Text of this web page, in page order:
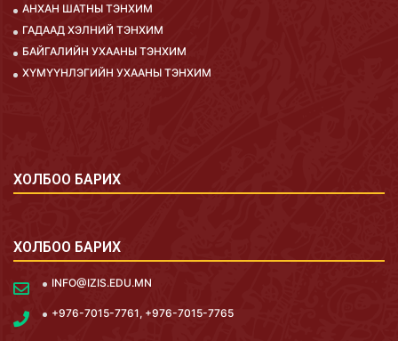
АНХАН ШАТНЫ ТЭНХИМ
ГАДААД ХЭЛНИЙ ТЭНХИМ
БАЙГАЛИЙН УХААНЫ ТЭНХИМ
ХҮМҮҮНЛЭГИЙН УХААНЫ ТЭНХИМ
ХОЛБОО БАРИХ
ХОЛБОО БАРИХ
INFO@IZIS.EDU.MN
+976-7015-7761, +976-7015-7765